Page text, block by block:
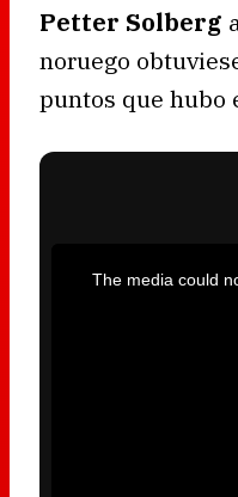
Petter Solberg
noruego
puntos que hubo
The media could